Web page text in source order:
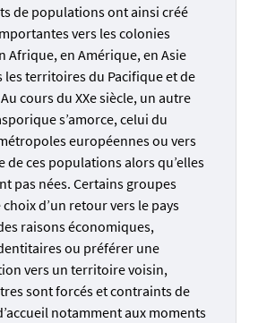
de populations ont ainsi créé
vers les colonies
Afrique, en Amérique, en Asie
les territoires du Pacifique et de
cours du XXe siècle, un autre
s’amorce, celui du
européennes ou vers
de ces populations alors qu’elles
pas nées. Certains groupes
d’un retour vers le pays
raisons économiques,
ou préférer une
vers un territoire voisin,
sont forcés et contraints de
notamment aux moments